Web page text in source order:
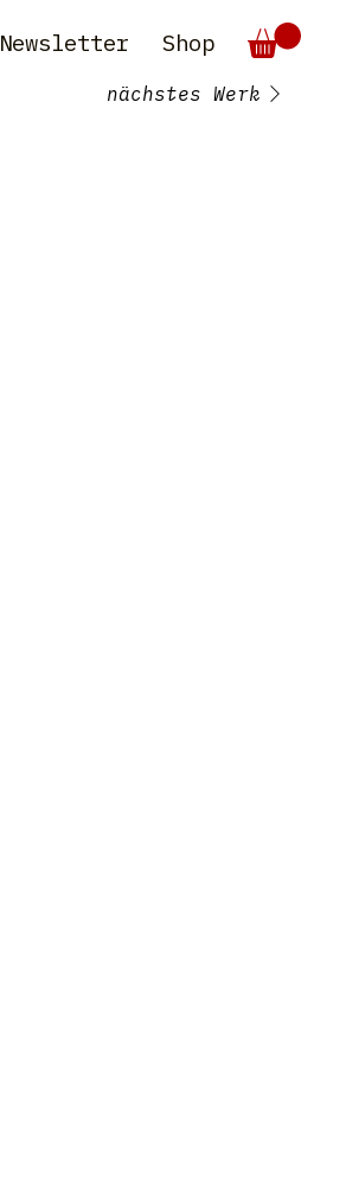
Newsletter Shop